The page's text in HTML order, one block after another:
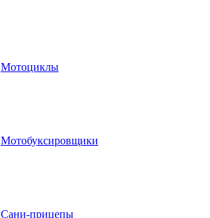
Мотоциклы
Мотобуксировщики
Сани-прицепы